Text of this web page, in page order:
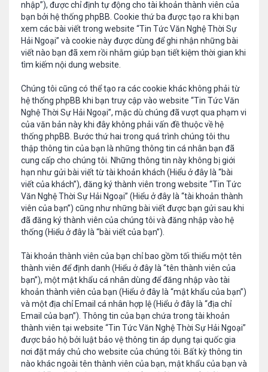
nhập”), được chỉ định tự động cho tài khoản thành viên của
bạn bởi hệ thống phpBB. Cookie thứ ba được tạo ra khi bạn
xem các bài viết trong website “Tin Tức Văn Nghệ Thời Sự
Hải Ngoại” và cookie này được dùng để ghi nhận những bài
viết nào bạn đã xem rồi nhằm giúp bạn tiết kiệm thời gian khi
tìm kiếm nội dung website.
Chúng tôi cũng có thể tạo ra các cookie khác không phải từ
hệ thống phpBB khi bạn truy cập vào website “Tin Tức Văn
Nghệ Thời Sự Hải Ngoại”, mặc dù chúng đã vượt qua phạm vi
của văn bản này khi đây không phải vấn đề thuộc về hệ
thống phpBB. Bước thứ hai trong quá trình chúng tôi thu
thập thông tin của bạn là những thông tin cá nhân bạn đã
cung cấp cho chúng tôi. Những thông tin này không bị giới
hạn như gửi bài viết từ tài khoản khách (Hiểu ở đây là “bài
viết của khách”), đăng ký thành viên trong website “Tin Tức
Văn Nghệ Thời Sự Hải Ngoại” (Hiểu ở đây là “tài khoản thành
viên của bạn”) cũng như những bài viết được bạn gửi sau khi
đã đăng ký thành viên của chúng tôi và đăng nhập vào hệ
thống (Hiểu ở đây là “bài viết của bạn”).
Tài khoản thành viên của bạn chỉ bao gồm tối thiểu một tên
thành viên để định danh (Hiểu ở đây là “tên thành viên của
bạn”), một mật khẩu cá nhân dùng để đăng nhập vào tài
khoản thành viên của bạn (Hiểu ở đây là “mật khẩu của bạn”)
và một địa chỉ Email cá nhân hợp lệ (Hiểu ở đây là “địa chỉ
Email của bạn”). Thông tin của bạn chứa trong tài khoản
thành viên tại website “Tin Tức Văn Nghệ Thời Sự Hải Ngoại”
được bảo hộ bởi luật bảo vệ thông tin áp dụng tại quốc gia
nơi đặt máy chủ cho website của chúng tôi. Bất kỳ thông tin
nào khác ngoài tên thành viên của bạn, mật khẩu của bạn và